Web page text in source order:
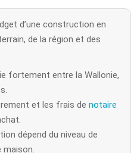
d’une construction en
de la région et des
fortement entre la Wallonie,
et les frais de notaire
dépend du niveau de